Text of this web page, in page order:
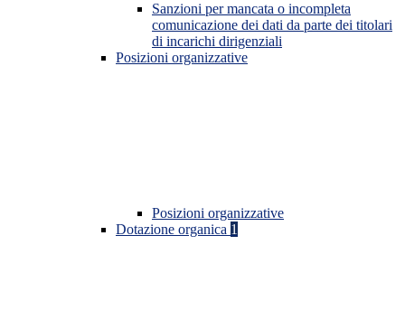
Sanzioni per mancata o incompleta
comunicazione dei dati da parte dei titolari
di incarichi dirigenziali
Posizioni organizzative
Posizioni organizzative
Dotazione organica 1